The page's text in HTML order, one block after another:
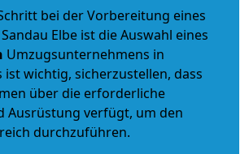
bei der Vorbereitung eines
Elbe ist die Auswahl eines
Umzugsunternehmens in
ist wichtig, sicherzustellen, dass
über die erforderliche
Ausrüstung verfügt, um den
durchzuführen.